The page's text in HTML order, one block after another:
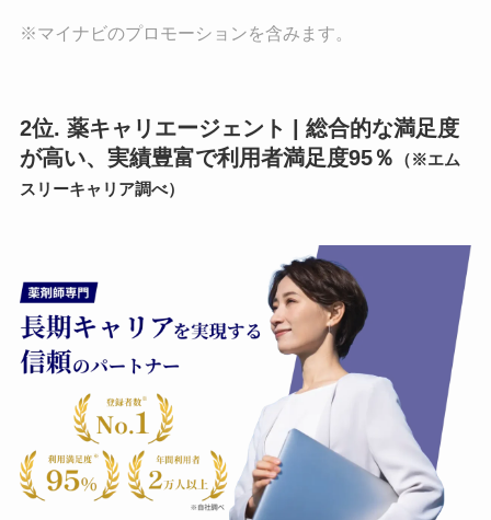
※マイナビのプロモーションを含みます。
2位. 薬キャリエージェント | 総合的な満足度
が高い、実績豊富で利用者満足度95％
（※エム
スリーキャリア調べ）